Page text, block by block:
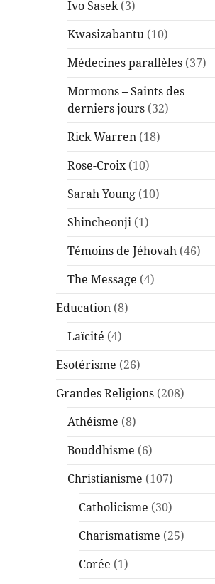
Ivo Sasek(3)
Kwasizabantu (10)
Médecines parallèles (37)
Mormons – Saints des
derniers jours (32)
Rick Warren (18)
Rose-Croix(10)
Sarah Young (10)
Shincheonji (1)
Témoins de Jéhovah (46)
The Message (4)
Education (8)
Laïcité (4)
Esotérisme (26)
Grandes Religions (208)
Athéisme (8)
Bouddhisme (6)
Christianisme (107)
Catholicisme (30)
Charismatisme (25)
Corée (1)